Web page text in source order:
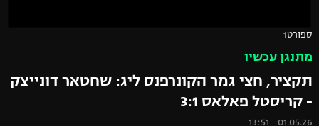
ליגיונרים
גביע המדינה
ליגה אירופית
ליגה אנגלית
כדורסל ישראלי
ליגה לאומית
כדורסל עולמי
NBA
ספורט1
מתנגן עכשיו
תקציר, חצי גמר הקונרפנס ליג: שחטאר דונייצק
- קריסטל פאלאס 3:1
01.05.26 13:51